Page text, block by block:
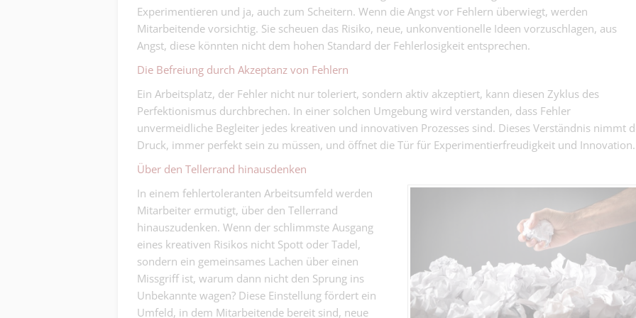
Experimentieren und ja, auch zum Scheitern. Wenn die Angst vor Fehlern überwiegt, werden
Mitarbeitende vorsichtig. Sie scheuen das Risiko, neue, unkonventionelle Ideen vorzuschlagen, aus
Angst, diese könnten nicht dem hohen Standard der Fehlerlosigkeit entsprechen.
Die Befreiung durch Akzeptanz von Fehlern
Ein Arbeitsplatz, der Fehler nicht nur toleriert, sondern aktiv akzeptiert, kann diesen Zyklus des
Perfektionismus durchbrechen. In einer solchen Umgebung wird verstanden, dass Fehler
unvermeidliche Begleiter jedes kreativen und innovativen Prozesses sind. Dieses Verständnis nimmt
Druck, immer perfekt sein zu müssen, und öffnet die Tür für Experimentierfreudigkeit und Innovation.
Über den Tellerrand hinausdenken
In einem fehlertoleranten Arbeitsumfeld werden
Mitarbeiter ermutigt, über den Tellerrand
hinauszudenken. Wenn der schlimmste Ausgang
eines kreativen Risikos nicht Spott oder Tadel,
sondern ein gemeinsames Lachen über einen
Missgriff ist, warum dann nicht den Sprung ins
Unbekannte wagen? Diese Einstellung fördert ein
Umfeld, in dem Mitarbeitende bereit sind, neue